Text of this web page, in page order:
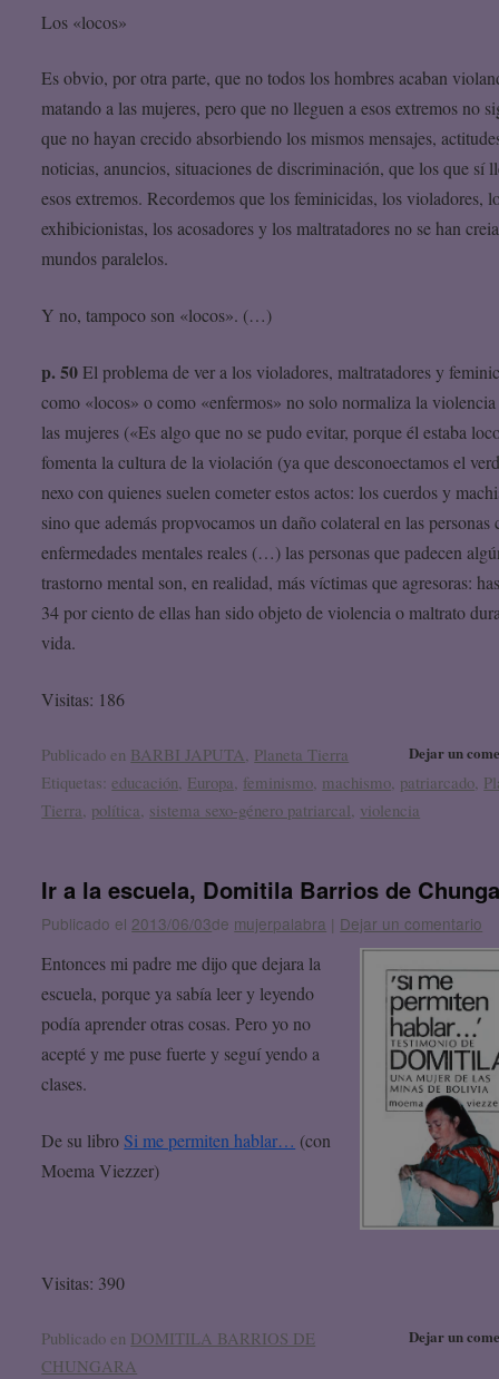
Los «locos»
Es obvio, por otra parte, que no todos los hombres acaban
matando a las mujeres, pero que no lleguen a esos extremos no
que no hayan crecido absorbiendo los mismos mensajes,
noticias, anuncios, situaciones de discriminación, que los que sí
esos extremos. Recordemos que los feminicidas, los violadores,
exhibicionistas, los acosadores y los maltratadores no se han
mundos paralelos.
Y no, tampoco son «locos». (…)
p. 50El problema de ver a los violadores, maltratadores y
como «locos» o como «enfermos» no solo normaliza la
las mujeres («Es algo que no se pudo evitar, porque él estaba
fomenta la cultura de la violación (ya que desconoectamos el
nexo con quienes suelen cometer estos actos: los cuerdos y
sino que además propvocamos un daño colateral en las personas
enfermedades mentales reales (…) las personas que padecen
trastorno mental son, en realidad, más víctimas que agresoras:
34 por ciento de ellas han sido objeto de violencia o maltrato
vida.
Visitas: 186
Dejar un
Publicado en BARBI JAPUTA Planeta Tierra
Etiquetas: educación Europa feminismo machismo patriarcado
Tierra política sistema sexo-género patriarcal violencia
Ir a la escuela, Domitila Barrios de
Publicado el 2013/06/03de mujerpalabra | Dejar un comentario
Entonces mi padre me dijo que dejara la
escuela, porque ya sabía leer y leyendo
podía aprender otras cosas. Pero yo no
acepté y me puse fuerte y seguí yendo a
clases.
De su libro Si me permiten hablar… (con
Moema Viezzer)
Visitas: 390
Dejar un
Publicado en DOMITILA BARRIOS DE
CHUNGARA